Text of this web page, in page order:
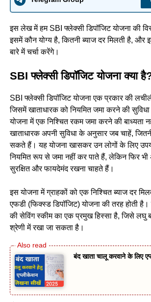
इस लेख में हम SBI फ्लेक्सी डिपॉजिट योजना की
इसमें कौन योग्य है, कितनी ब्याज दर मिलती है,
बारे में चर्चा करेंगे।
SBI फ्लेक्सी डिपॉजिट योजना क्या
SBI फ्लेक्सी डिपॉजिट योजना एक प्रकार की
जिसमें खाताधारक को नियमित जमा करने की
योजना में एक निश्चित रकम जमा करने की बाध्यता
खाताधारक अपनी सुविधा के अनुसार जब चाहें,
सकते हैं। यह योजना खासकर उन लोगों के लिए
नियमित रूप से जमा नहीं कर पाते हैं, लेकिन फिर
सुरक्षित और फायदेमंद रखना चाहते हैं।
इस योजना में ग्राहकों को एक निश्चित ब्याज दर
एफडी (फिक्स्ड डिपॉजिट) योजना की तरह होती
की सेविंग स्कीम का एक प्रमुख हिस्सा है, जिसे लघु
श्रेणी में रखा जा सकता है।
बंद खाता चालू करवाने के लिए